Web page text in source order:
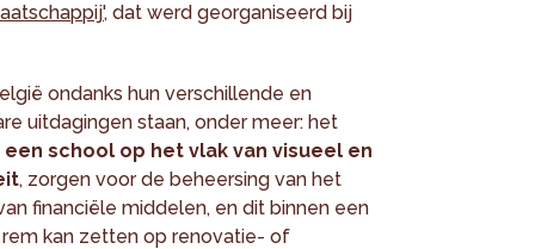
dat werd georganiseerd bij
ondanks hun verschillende en
uitdagingen staan, onder meer: het
school op het vlak van visueel en
, zorgen voor de beheersing van het
financiële middelen, en dit binnen een
kan zetten op renovatie- of